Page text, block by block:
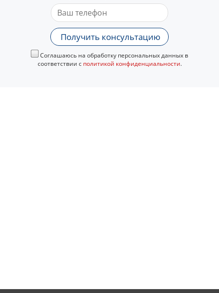
Получить консультацию
Соглашаюсь на обработку персональных данных в
соответствии с политикой конфиденциальности.